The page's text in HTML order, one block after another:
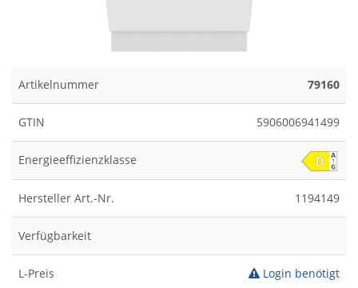
Artikelnummer 79160
GTIN 5906006941499
Energieeffizienzklasse
Hersteller Art.-Nr. 1194149
Verfügbarkeit
L-Preis Login benötigt